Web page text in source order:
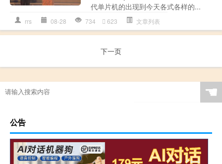
代单片机的出现到今天各式各样的...
rrs 08-28 734 623 文章列表
下一页
☚
公告